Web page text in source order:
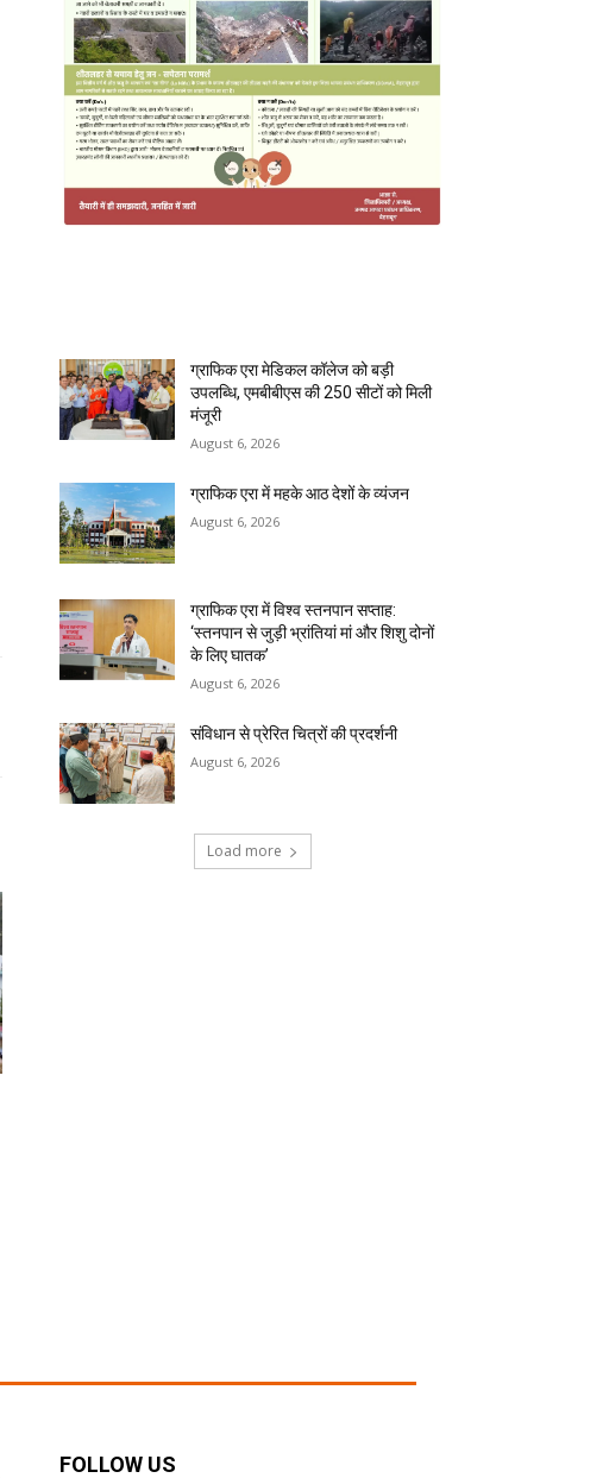
ग्राफिक एरा मेडिकल कॉलेज को बड़ी
उपलब्धि, एमबीबीएस की 250 सीटों को मिली
मंजूरी
August 6, 2026
ग्राफिक एरा में महके आठ देशों के व्यंजन
August 6, 2026
ग्राफिक एरा में विश्व स्तनपान सप्ताह:
‘स्तनपान से जुड़ी भ्रांतियां मां और शिशु दोनों
के लिए घातक’
August 6, 2026
संविधान से प्रेरित चित्रों की प्रदर्शनी
August 6, 2026
Load more
FOLLOW US